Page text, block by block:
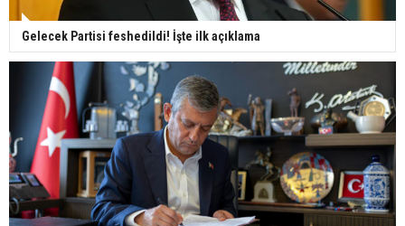
Gelecek Partisi feshedildi! İşte ilk açıklama